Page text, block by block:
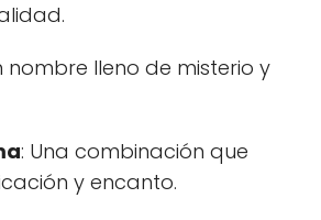
nombre lleno de misterio y
: Una combinación que
y encanto.